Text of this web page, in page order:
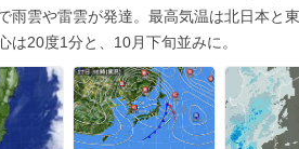
雨雲や雷雲が発達。最高気温は北日本と
は20度1分と、10月下旬並みに。